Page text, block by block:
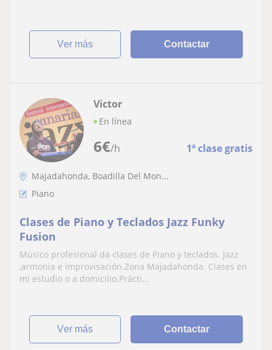
ver más Contactar
6€/h 1ª clase gratis
Victor
En línea
Majadahonda, Boadilla Del Mon...
Piano
Clases de Piano y Teclados Jazz Funky
Fusion
Músico profesional da clases de Piano y teclados. Jazz
,armonia e improvisación.Zona Majadahonda. Clases en
mi estudio o a domicilio.Prácti...
ver más Contactar